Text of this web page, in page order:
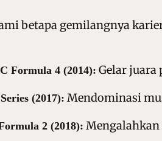
betapa gemilangnya
Formula 4 (2014): Gelar
(2017): Mendominasi
2 (2018): Mengalahkan